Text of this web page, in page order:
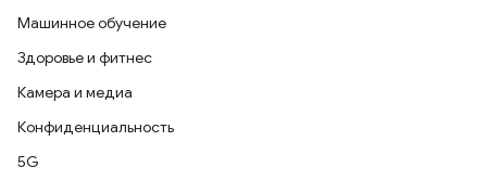
Машинное обучение
Здоровье и фитнес
Камера и медиа
Конфиденциальность
5G